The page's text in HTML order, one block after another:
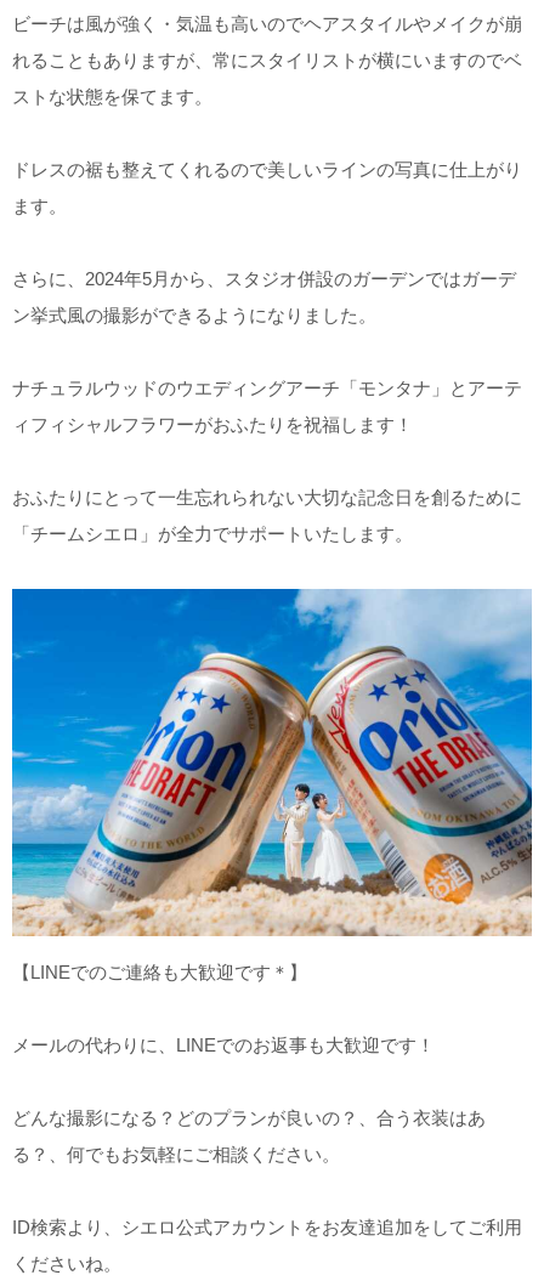
ビーチは風が強く・気温も高いのでヘアスタイルやメイクが崩
れることもありますが、常にスタイリストが横にいますのでベ
ストな状態を保てます。
ドレスの裾も整えてくれるので美しいラインの写真に仕上がり
ます。
さらに、2024年5月から、スタジオ併設のガーデンではガーデ
ン挙式風の撮影ができるようになりました。
ナチュラルウッドのウエディングアーチ「モンタナ」とアーテ
ィフィシャルフラワーがおふたりを祝福します！
おふたりにとって一生忘れられない大切な記念日を創るために
「チームシエロ」が全力でサポートいたします。
【LINEでのご連絡も大歓迎です＊】
メールの代わりに、LINEでのお返事も大歓迎です！
どんな撮影になる？どのプランが良いの？、合う衣装はあ
る？、何でもお気軽にご相談ください。
ID検索より、シエロ公式アカウントをお友達追加をしてご利用
くださいね。